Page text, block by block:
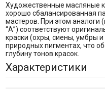
Художественные масляные
хорошо сбалансированная
мастеров. При этом аналоги
“А”) соответствуют
краски (охры, сиены, умбры
природных пигментах, что
глубину тонов красок.
Характеристики